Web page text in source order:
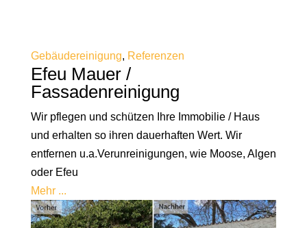
Gebäudereinigung, Referenzen
Efeu Mauer /
Fassadenreinigung
Wir pflegen und schützen Ihre Immobilie / Haus
und erhalten so ihren dauerhaften Wert. Wir
entfernen u.a.Verunreinigungen, wie Moose, Algen
oder Efeu
Mehr ...